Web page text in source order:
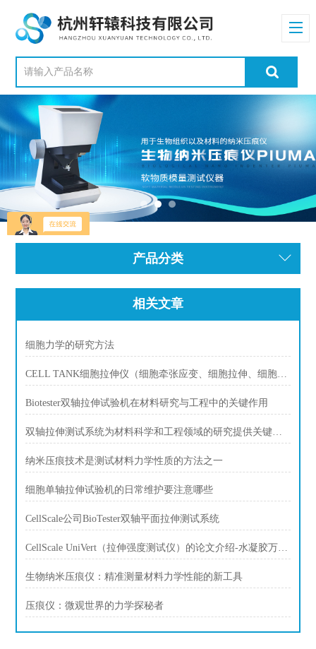
产品分类
相关文章
细胞力学的研究方法
CELL TANK细胞拉伸仪（细胞牵张应变、细胞拉伸、细胞应力、细胞牵张力）
Biotester双轴拉伸试验机在材料研究与工程中的关键作用
双轴拉伸测试系统为材料科学和工程领域的研究提供关键数据和信息
纳米压痕技术是测试材料力学性质的方法之一
细胞单轴拉伸试验机的日常维护要注意哪些
CellScale公司BioTester双轴平面拉伸测试系统
CellScale UniVert（拉伸强度测试仪）的论文介绍-水凝胶万能试验机
生物纳米压痕仪：精准测量材料力学性能的新工具
压痕仪：微观世界的力学探秘者